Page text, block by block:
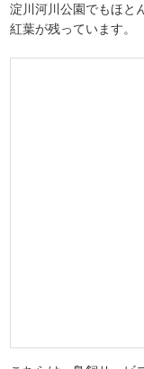
淀川河川公園でもほと
紅葉が残っています。